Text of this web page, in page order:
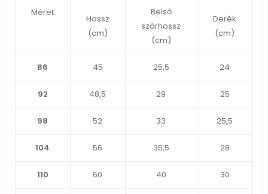
Méret
Hossz
(cm)
Belső
szárhossz
(cm)
Derék
(cm)
86 45 25,5 24
92 48,5 29 25
98 52 33 25,5
104 56 35,5 28
110 60 40 30